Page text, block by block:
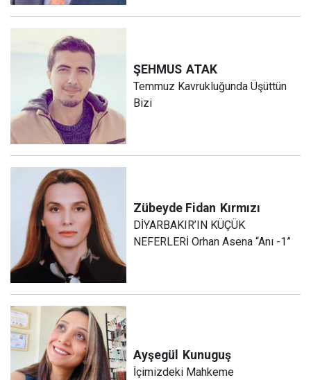
ŞEHMUS ATAK
Temmuz Kavrukluğunda Üşüttün
Bizi
Zübeyde Fidan Kırmızı
DİYARBAKIR’IN KÜÇÜK
NEFERLERİ Orhan Asena “Anı -1”
Ayşegül Kunuguş
İçimizdeki Mahkeme